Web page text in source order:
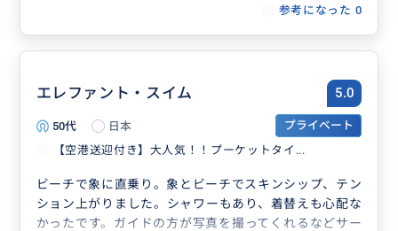
参考になった 0
エレファント・スイム 5.0
50代 日本
プライベート
【空港送迎付き】大人気！！プーケットタイ...
ビーチで象に直乗り。象とビーチでスキンシップ、テン
ション上がりました。シャワーもあり、着替えも心配な
かったです。ガイドの方が写真を撮ってくれるなどサー